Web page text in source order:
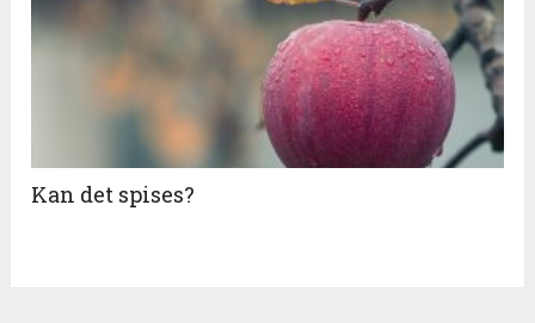
Kan det spises?